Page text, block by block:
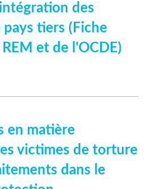
des
tiers (Fiche
et de l'OCDE)
en matière
victimes de torture
dans le